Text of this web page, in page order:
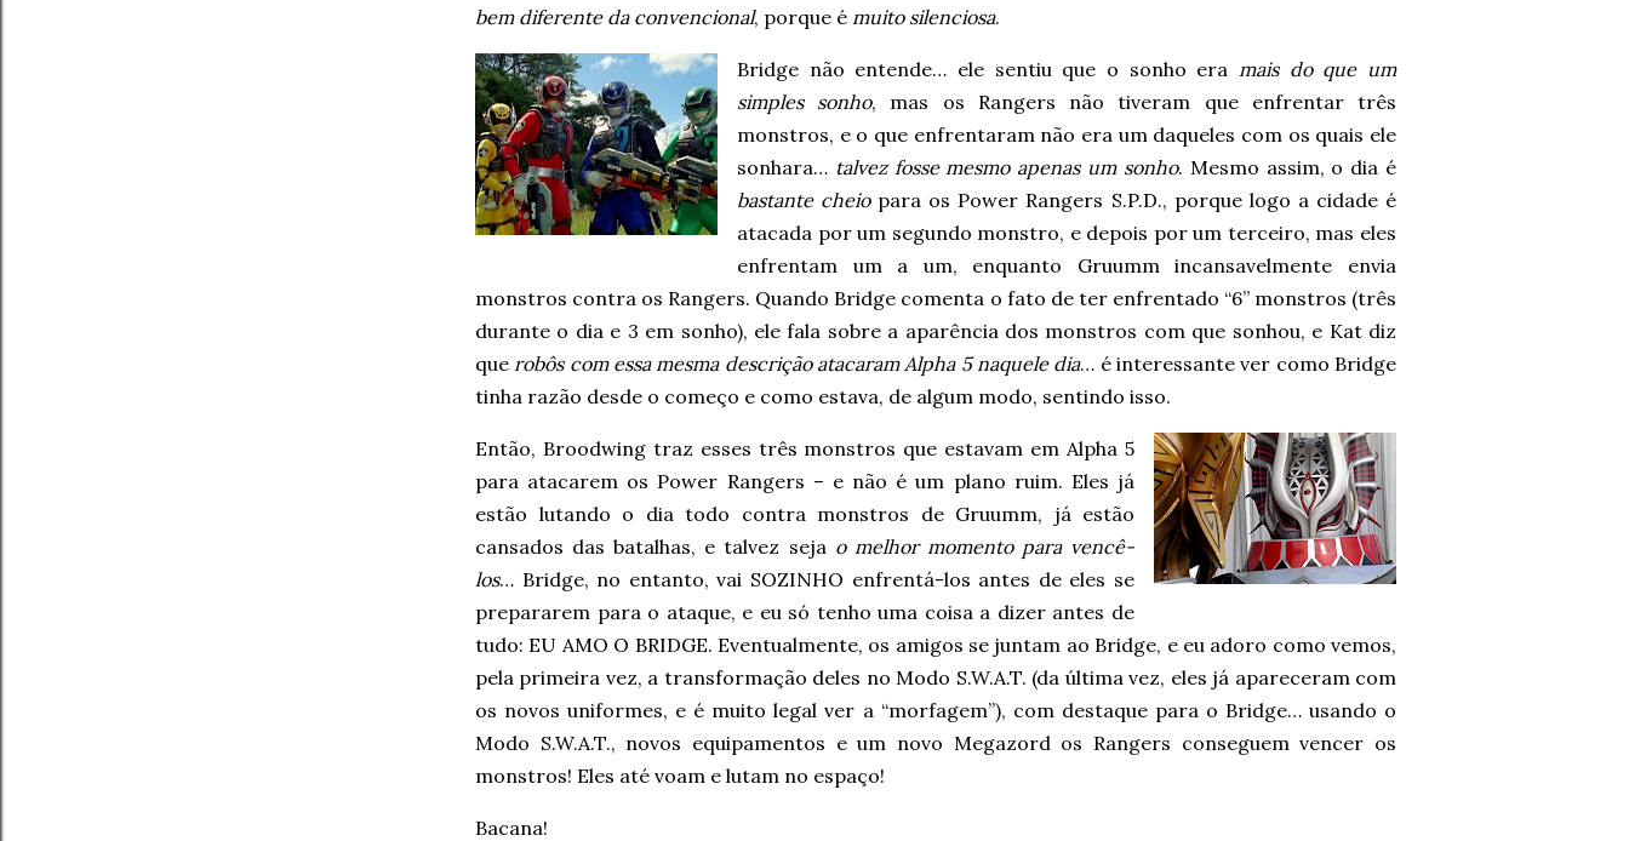
bem diferente da convencional, porque é muito silenciosa.
Bridge não entende… ele sentiu que o sonho era mais do que um
simples sonho, mas os Rangers não tiveram que enfrentar três
monstros, e o que enfrentaram não era um daqueles com os quais ele
sonhara… talvez fosse mesmo apenas um sonho. Mesmo assim, o dia é
bastante cheio para os Power Rangers S.P.D., porque logo a cidade é
atacada por um segundo monstro, e depois por um terceiro, mas eles
enfrentam um a um, enquanto Gruumm incansavelmente envia
monstros contra os Rangers. Quando Bridge comenta o fato de ter enfrentado “6” monstros (três
durante o dia e 3 em sonho), ele fala sobre a aparência dos monstros com que sonhou, e Kat diz
querobôs com essa mesma descrição atacaram Alpha 5 naquele dia… é interessante ver como Bridge
tinha razão desde o começo e como estava, de algum modo, sentindo isso.
Então, Broodwing traz esses três monstros que estavam em Alpha 5
para atacarem os Power Rangers – e não é um plano ruim. Eles já
estão lutando o dia todo contra monstros de Gruumm, já estão
cansados das batalhas, e talvez seja o melhor momento para vencê-
los… Bridge, no entanto, vai SOZINHO enfrentá-los antes de eles se
prepararem para o ataque, e eu só tenho uma coisa a dizer antes de
tudo: EU AMO O BRIDGE. Eventualmente, os amigos se juntam ao Bridge, e eu adoro como vemos,
pela primeira vez, a transformação deles no Modo S.W.A.T. (da última vez, eles já apareceram com
os novos uniformes, e é muito legal ver a “morfagem”), com destaque para o Bridge… usando o
Modo S.W.A.T., novos equipamentos e um novo Megazord os Rangers conseguem vencer os
monstros! Eles até voam e lutam no espaço!
Bacana!